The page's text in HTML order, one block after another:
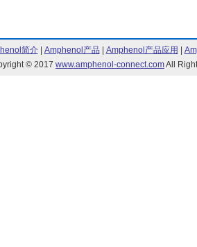
简介| Amphenol产品 Amphenol产品应用
© 2017 www.amphenol-connect.comAll